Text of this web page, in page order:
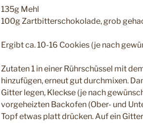
135g Mehl
100g Zartbitterschokolade, grob
Ergibt ca. 10-16 Cookies (je nach
Zutaten 1 in einer Rührschüssel mit
hinzufügen, erneut gut durchmixen.
Gitter legen, Kleckse (je nach
vorgeheizten Backofen (Ober- und
Topf etwas platt drücken. Auf ein